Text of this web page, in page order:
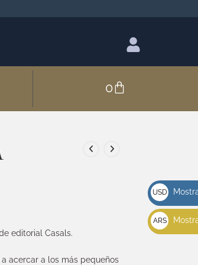
0
editorial Casals.
acercar a los más pequeños
USD
u$s
ARS
$